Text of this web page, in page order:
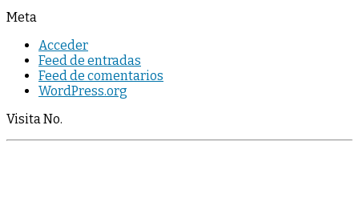
Meta
Acceder
Feed de entradas
Feed de comentarios
WordPress.org
Visita No.